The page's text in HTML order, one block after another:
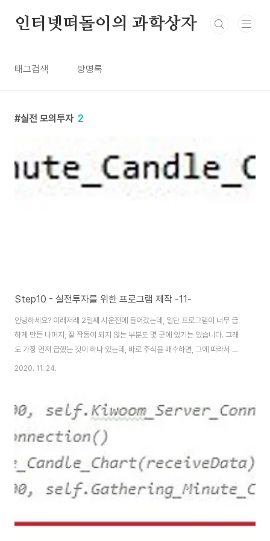
인터넷떠돌이의 과학상자
태그검색 방명록
실전 모의투자 2
Step10 - 실전투자를 위한 프로그램 제작 -11-
안녕하세요? 이래저래 2일째 시운전에 들어갔는데, 일단 프로그램이 너무 급
하게 만든 나머지, 잘 작동이 되지 않는 부분도 몇 군에 있기는 있습니다. 그래
도 가장 먼저 급했는 것이 하나 있는데, 바로 주식을 매수하면, 그에 따라서 할
당된 자금이 줄어드는 것에는 어떻게 성공하기는 했습니다. 먼저 지난번 포스
알아보고자 합니다. 그리고 나서 이 메서드를 밖에서 실행 시키는 것으로 일단
직접 for loop에 들어갈 수 있도록 만들어 보기는 했습니다만, 이 결과
가.......... 그런데 어떻게 된 것인지 모르겠습나다만, 일단 위 스크린샷에서 볼
2020. 11. 24.